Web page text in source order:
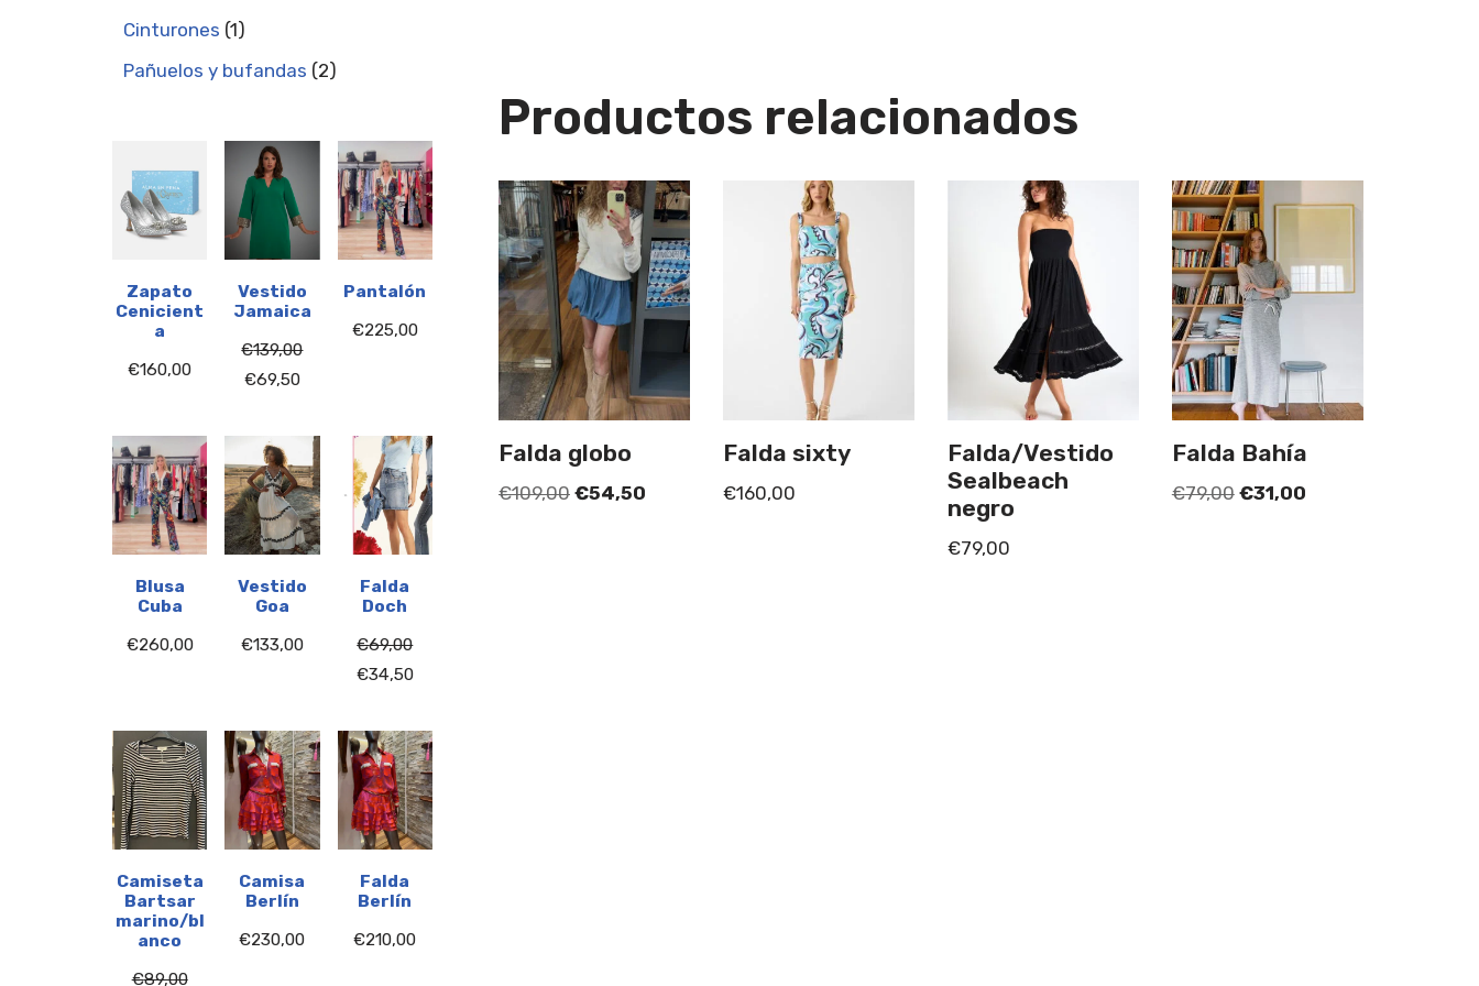
Cinturones 1
Pañuelos y bufandas 2
Zapato
Cenicient
a
€160,00
Vestido
Jamaica
€139,00
€69,50
Pantalón
€225,00
Blusa
Cuba
€260,00
Vestido
Goa
€133,00
Falda
Doch
€69,00
€34,50
Camiseta
Bartsar
marino/bl
anco
€89,00
Camisa
Berlín
€230,00
Falda
Berlín
€210,00
Productos relacionados
Falda globo
€109,00 €54,50
Falda sixty
€160,00
Falda/Vestido
Sealbeach
negro
€79,00
Falda Bahía
€79,00 €31,00